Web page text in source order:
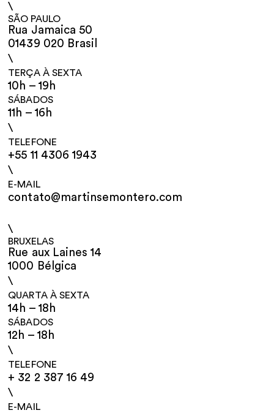
\
SÃO PAULO
Rua Jamaica 50
01439 020 Brasil
\
TERÇA À SEXTA
10h – 19h
SÁBADOS
11h – 16h
\
TELEFONE
+55 11 4306 1943
\
E-MAIL
contato@martinsemontero.com
\
BRUXELAS
Rue aux Laines 14
1000 Bélgica
\
QUARTA À SEXTA
14h – 18h
SÁBADOS
12h – 18h
\
TELEFONE
+ 32 2 387 16 49
\
E-MAIL